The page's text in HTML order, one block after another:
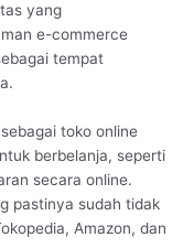
yang
e-commerce
tempat
toko online
berbelanja, seperti
secara online.
pastinya sudah tidak
Amazon, dan